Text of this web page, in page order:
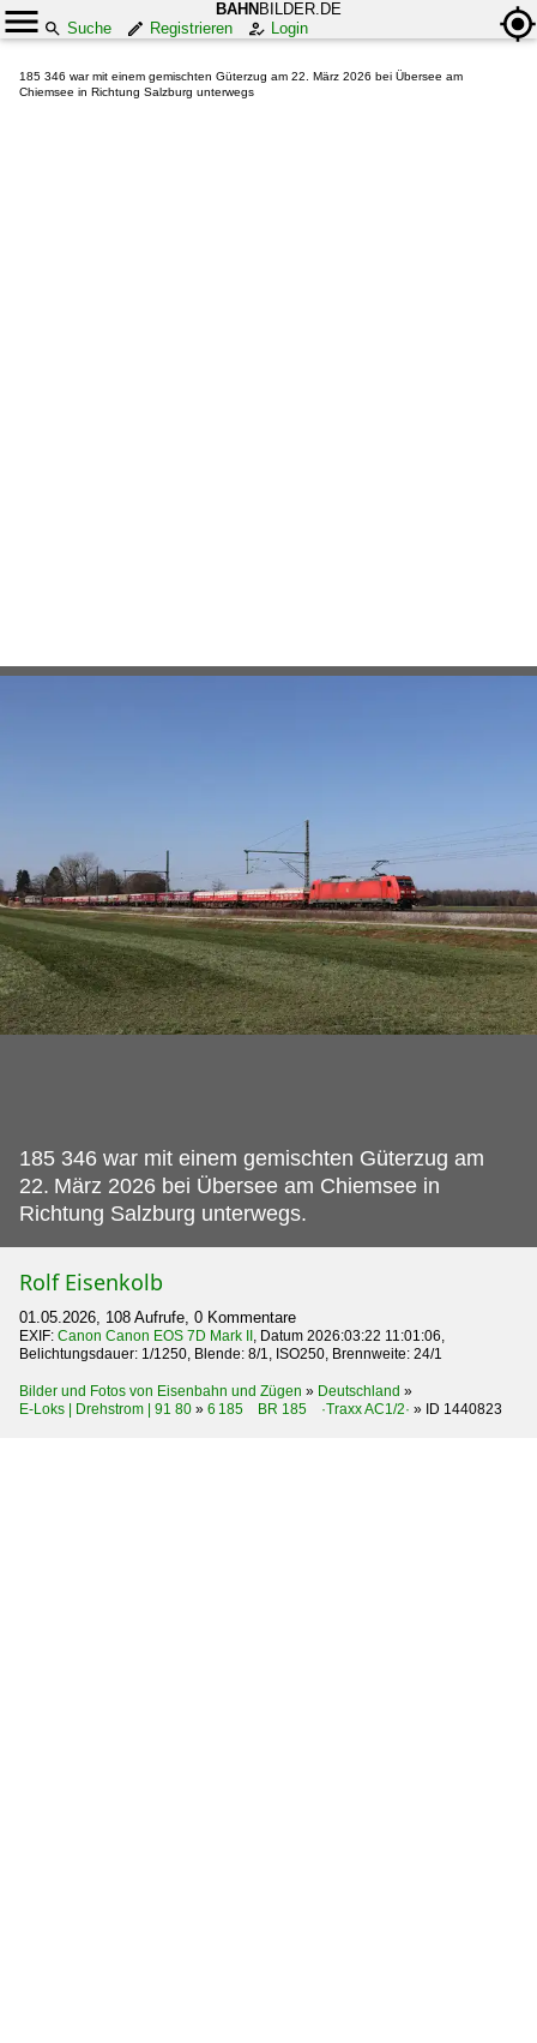
BAHN BILDER.DE
Suche
Registrieren Login
185 346 war mit einem gemischten Güterzug am 22. März 2026 bei Übersee am
Chiemsee in Richtung Salzburg unterwegs
185 346 war mit einem gemischten Güterzug am
22. März 2026 bei Übersee am Chiemsee in
Richtung Salzburg unterwegs.
Rolf Eisenkolb
01.05.2026, 108 Aufrufe, 0 Kommentare
EXIF: Canon Canon EOS 7D Mark II, Datum 2026:03:22 11:01:06,
Belichtungsdauer: 1/1250, Blende: 8/1, ISO250, Brennweite: 24/1
Bilder und Fotos von Eisenbahn und Zügen » Deutschland »
E-Loks | Drehstrom | 91 80 » 6 185 BR 185 ·Traxx AC1/2· » ID 1440823